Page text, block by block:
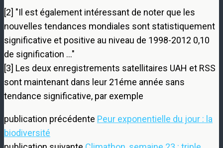
[2] "Il est également intéressant de noter que les
nouvelles tendances mondiales sont statistiquement
significative et positive au niveau de 1998-2012 0,10
de signification …"
[3] Les deux enregistrements satellitaires UAH et RSS
sont maintenant dans leur 21éme année sans
tendance significative, par exemple
publication précédente Peur exponentielle du jour : la
biodiversité